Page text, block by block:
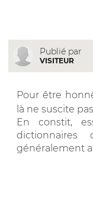
Publié par
VISITEUR
Pour être
là ne suscite
En constit,
dictionnaires
généralement